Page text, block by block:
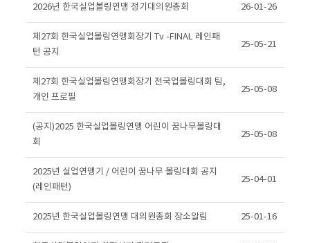
2026년 한국실업볼링연맹 정기대의원총회 26-01-26
제27회 한국실업볼링연맹회장기 Tv -FINAL 레인패
턴 공지
25-05-21
제27회 한국실업볼링연맹회장기 전국업볼링대회 팀,
개인 프로필
25-05-08
(공지)2025 한국실업볼링연맹 어린이 꿈나무볼링대
회
25-05-08
2025년 실업연맹기 / 어린이 꿈나무 볼링대회 공지
(레인패턴)
25-04-01
2025년 한국실업볼링연맹 대의원총회 장소알림 25-01-16